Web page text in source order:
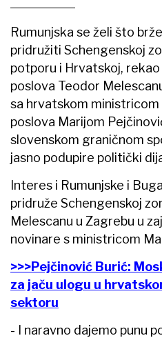
Rumunjska se želi što brže
pridružiti Schengenskoj
potporu i Hrvatskoj,
poslova Teodor
sa hrvatskom ministricom
poslova Marijom
slovenskom graničnom
jasno podupire politički
Interes i Rumunjske i
pridruže Schengenskoj
Melescanu u Zagrebu u
novinare s ministricom
>>>Pejčinović Burić:
za jaču ulogu u
sektoru
- I naravno dajemo punu